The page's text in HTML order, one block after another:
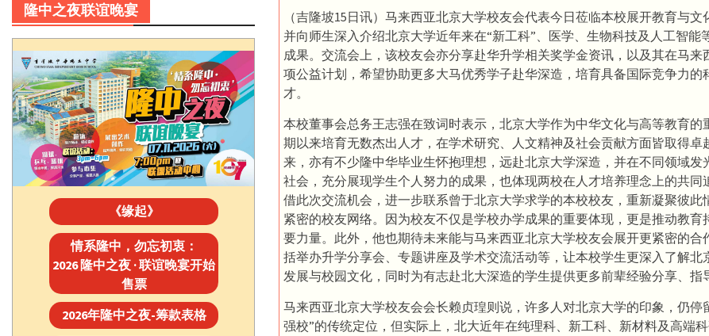
（吉隆坡15日讯）马来西亚北京大学校友会代表今日莅临本校展开教育与文
并向师生深入介绍北京大学近年来在“新工科”、医学、生物科技及人工智能
成果。交流会上，该校友会亦分享赴华升学相关奖学金资讯，以及其在马来
项公益计划，希望协助更多大马优秀学子赴华深造，培育具备国际竞争力的
才。
本校董事会总务王志强在致词时表示，北京大学作为中华文化与高等教育的
期以来培育无数杰出人才，在学术研究、人文精神及社会贡献方面皆取得卓
来，亦有不少隆中华毕业生怀抱理想，远赴北京大学深造，并在不同领域发
社会，充分展现学生个人努力的成果，也体现两校在人才培养理念上的共同
借此次交流机会，进一步联系曾于北京大学求学的本校校友，重新凝聚彼此
紧密的校友网络。因为校友不仅是学校办学成果的重要体现，更是推动教育
要力量。此外，他也期待未来能与马来西亚北京大学校友会展开更紧密的合
括举办升学分享会、专题讲座及学术交流活动等，让本校学生更深入了解北
发展与校园文化，同时为有志赴北大深造的学生提供更多前辈经验分享、指
马来西亚北京大学校友会会长赖贞瑝则说，许多人对北京大学的印象，仍停
强校”的传统定位，但实际上，北大近年在纯理科、新工科、新材料及高端
隆中之夜联谊晚宴
《缘起》
情系隆中，勿忘初衷：
2026 隆中之夜 · 联谊晚宴开始
售票
2026年隆中之夜-筹款表格